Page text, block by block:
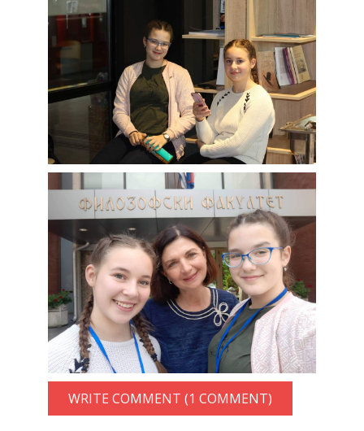
WRITE COMMENT (1 COMMENT)